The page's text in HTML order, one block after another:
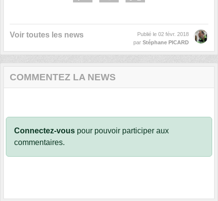
Voir toutes les news Publié le 02 févr. 2018
par Stéphane PICARD
COMMENTEZ LA NEWS
Connectez-vous pour pouvoir participer aux
commentaires.